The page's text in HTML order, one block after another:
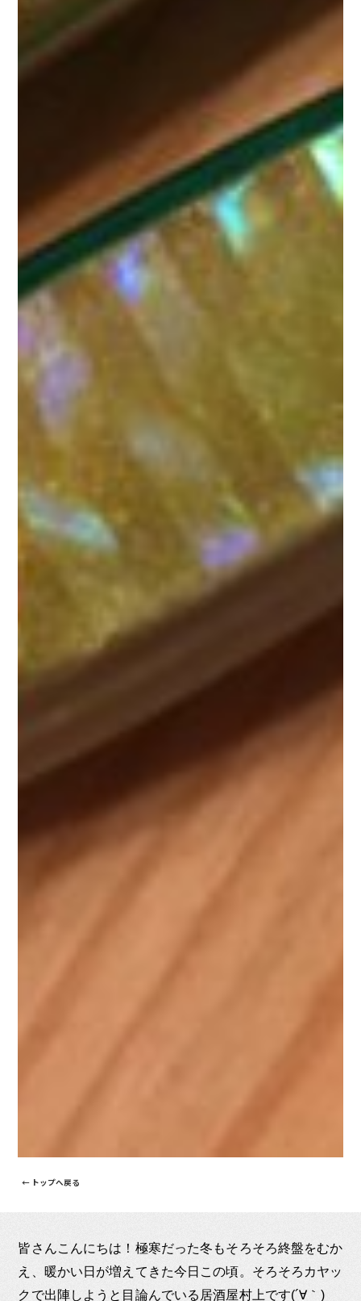
← トップへ戻る
皆さんこんにちは！極寒だった冬もそろそろ終盤をむか
え、暖かい日が増えてきた今日この頃。そろそろカヤッ
クで出陣しようと目論んでいる居酒屋村上です(´∀｀)